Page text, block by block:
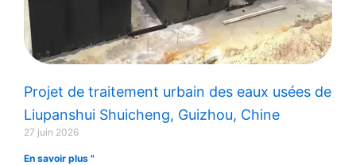
Projet de traitement urbain des eaux usées de
Liupanshui Shuicheng, Guizhou, Chine
27 juin 2026
En savoir plus "